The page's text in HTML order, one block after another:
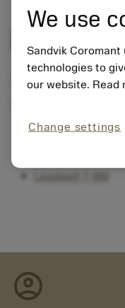
Leadwell
Tool holder
Leadwell LTC-
account_circle
We use
Sandvik
technologies to
our website. Read
Change settings